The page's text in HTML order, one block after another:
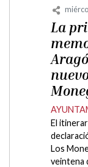
La
El
Los
veintena